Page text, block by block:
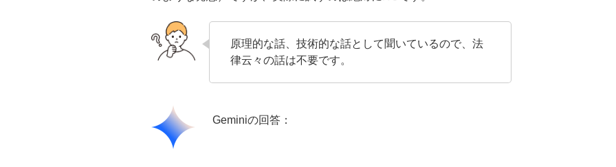
原理的な話、技術的な話として聞いているので、法
律云々の話は不要です。
Geminiの回答：